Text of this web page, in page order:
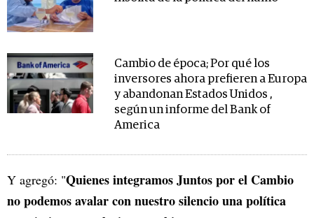
Cambio de época; Por qué los
inversores ahora prefieren a Europa
y abandonan Estados Unidos ,
según un informe del Bank of
America
Y agregó: "Quienes integramos Juntos por el Cambio
no podemos avalar con nuestro silencio una política